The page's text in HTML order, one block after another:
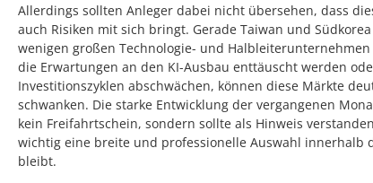
Allerdings sollten Anleger dabei nicht übersehen, dass
auch Risiken mit sich bringt. Gerade Taiwan und
wenigen großen Technologie- und Halbleiterunternehmen
die Erwartungen an den KI-Ausbau enttäuscht werden
Investitionszyklen abschwächen, können diese Märkte
schwanken. Die starke Entwicklung der vergangenen
kein Freifahrtschein, sondern sollte als Hinweis
wichtig eine breite und professionelle Auswahl innerhalb
bleibt.